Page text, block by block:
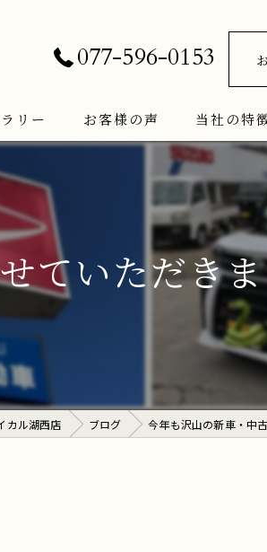
077-596-0153
リー お客様の声 当社の特
車検
新車
中古車
サブスク
メンテナン
ていただき
カル湖西店 ブログ 今年も沢山の新車・中